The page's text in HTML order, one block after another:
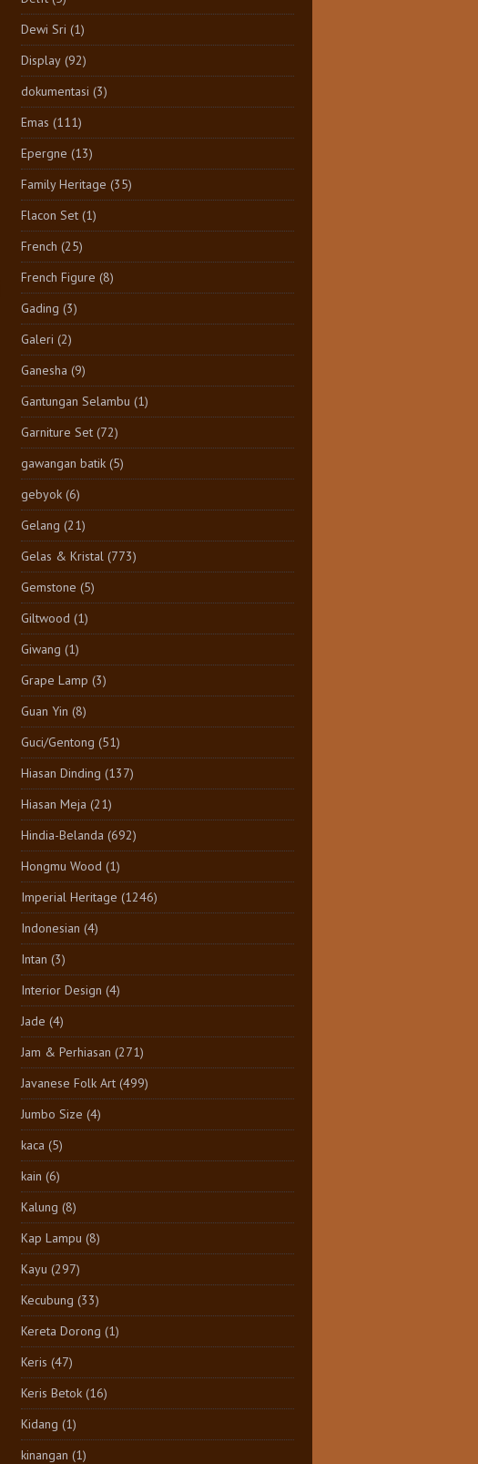
Dewi Sri (1)
Display (92)
dokumentasi (3)
Emas (111)
Epergne (13)
Family Heritage (35)
Flacon Set (1)
French (25)
French Figure (8)
Gading (3)
Galeri (2)
Ganesha (9)
Gantungan Selambu (1)
Garniture Set (72)
gawangan batik (5)
gebyok (6)
Gelang (21)
Gelas & Kristal (773)
Gemstone (5)
Giltwood (1)
Giwang (1)
Grape Lamp (3)
Guan Yin (8)
Guci/Gentong (51)
Hiasan Dinding (137)
Hiasan Meja (21)
Hindia-Belanda (692)
Hongmu Wood (1)
Imperial Heritage (1246)
Indonesian (4)
Intan (3)
Interior Design (4)
Jade (4)
Jam & Perhiasan (271)
Javanese Folk Art (499)
Jumbo Size (4)
kaca (5)
kain (6)
Kalung (8)
Kap Lampu (8)
Kayu (297)
Kecubung (33)
Kereta Dorong (1)
Keris (47)
Keris Betok (16)
Kidang (1)
kinangan (1)